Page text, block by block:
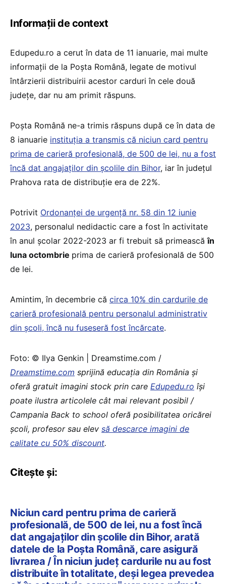
Informații de context
Edupedu.ro a cerut în data de 11 ianuarie, mai multe
informații de la Poșta Română, legate de motivul
întârzierii distribuirii acestor carduri în cele două
județe, dar nu am primit răspuns.
Poșta Română ne-a trimis răspuns după ce în data de
8 ianuarie instituția a transmis că niciun card pentru
prima de carieră profesională, de 500 de lei, nu a fost
încă dat angajaților din școlile din Bihor, iar în județul
Prahova rata de distribuție era de 22%.
Potrivit Ordonanței de urgență nr. 58 din 12 iunie
2023, personalul nedidactic care a fost în activitate
în anul școlar 2022-2023 ar fi trebuit să primeascăîn
luna octombrie prima de carieră profesională de 500
de lei.
Amintim, în decembrie că circa 10% din cardurile de
carieră profesională pentru personalul administrativ
din școli, încă nu fuseseră fost încărcate.
Foto: © Ilya Genkin | Dreamstime.com /
Dreamstime.com sprijină educaţia din România şi
oferă gratuit imagini stock prin care Edupedu.ro îşi
poate ilustra articolele cât mai relevant posibil /
Campania Back to school oferă posibilitatea oricărei
școli, profesor sau elev să descarce imagini de
calitate cu 50% discount.
Citește și:
Niciun card pentru prima de carieră
profesională, de 500 de lei, nu a fost încă
dat angajaților din școlile din Bihor, arată
datele de la Poșta Română, care asigură
livrarea / În niciun județ cardurile nu au fost
distribuite în totalitate, deși legea prevedea